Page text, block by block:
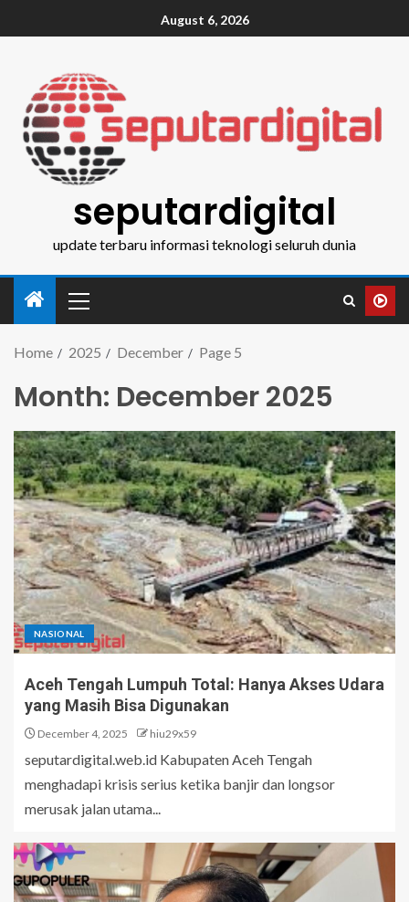
August 6, 2026
seputardigital
update terbaru informasi teknologi seluruh dunia
Home 2025 December Page 5
Month: December 2025
NASIONAL
Aceh Tengah Lumpuh Total: Hanya Akses Udara
yang Masih Bisa Digunakan
December 4, 2025 hiu29x59
seputardigital.web.id Kabupaten Aceh Tengah
menghadapi krisis serius ketika banjir dan longsor
merusak jalan utama...